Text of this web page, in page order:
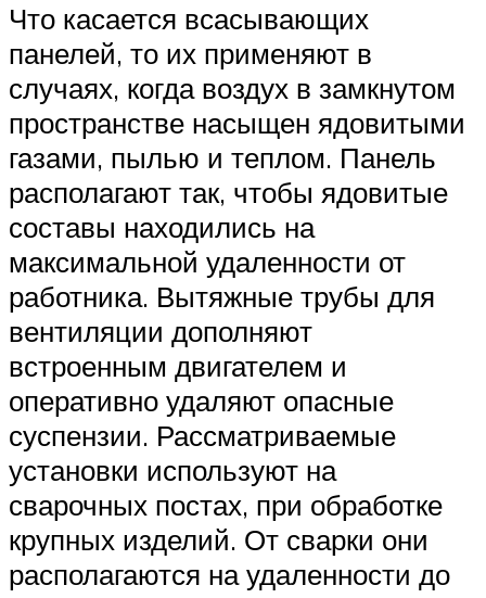
Что касается всасывающих
панелей, то их применяют в
случаях, когда воздух в замкнутом
пространстве насыщен ядовитыми
газами, пылью и теплом. Панель
располагают так, чтобы ядовитые
составы находились на
максимальной удаленности от
работника. Вытяжные трубы для
вентиляции дополняют
встроенным двигателем и
оперативно удаляют опасные
суспензии. Рассматриваемые
установки используют на
сварочных постах, при обработке
крупных изделий. От сварки они
располагаются на удаленности до